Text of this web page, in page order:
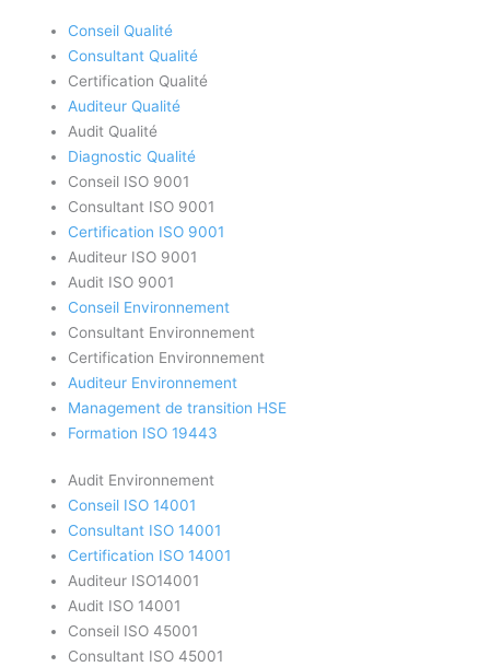
Conseil Qualité
Consultant Qualité
Certification Qualité
Auditeur Qualité
Audit Qualité
Diagnostic Qualité
Conseil ISO 9001
Consultant ISO 9001
Certification ISO 9001
Auditeur ISO 9001
Audit ISO 9001
Conseil Environnement
Consultant Environnement
Certification Environnement
Auditeur Environnement
Management de transition HSE
Formation ISO 19443
Audit Environnement
Conseil ISO 14001
Consultant ISO 14001
Certification ISO 14001
Auditeur ISO14001
Audit ISO 14001
Conseil ISO 45001
Consultant ISO 45001